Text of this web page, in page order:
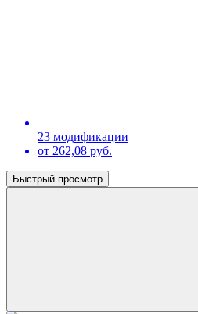
23 модификации
от 262,08 руб.
Быстрый просмотр